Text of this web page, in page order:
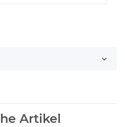
Artikel